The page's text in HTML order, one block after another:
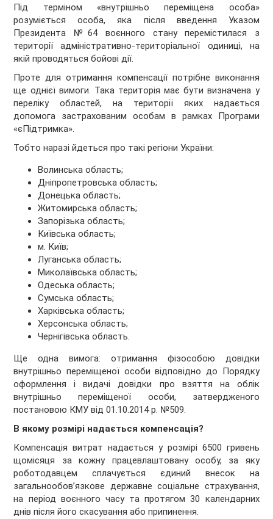
Під терміном «внутрішньо переміщена особа»
розуміється особа, яка після введення Указом
Президента №64 воєнного стану перемістилася з
території адміністративно-територіальної одиниці, на
якій проводяться бойові дії.
Проте для отримання компенсації потрібне виконання
ще однієї вимоги. Така територія має бути визначена у
переліку областей, на території яких надається
допомога застрахованим особам в рамках Програми
«єПідтримка».
Тобто наразі йдеться про такі регіони України:
Волинська область;
Дніпропетровська область;
Донецька область;
Житомирська область;
Запорізька область;
Київська область;
м. Київ;
Луганська область;
Миколаївська область;
Одеська область;
Сумська область;
Харківська область;
Херсонська область;
Чернігівська область.
Ще одна вимога: отримання фізособою довідки
внутрішньо переміщеної особи відповідно до Порядку
оформлення і видачі довідки про взяття на облік
внутрішньо переміщеної особи, затвердженого
постановою КМУ від 01.10.2014 р. №509.
В якому розмірі надається компенсація?
Компенсація витрат надається у розмірі 6500 гривень
щомісяця за кожну працевлаштовану особу, за яку
роботодавцем сплачується єдиний внесок на
загальнообов’язкове державне соціальне страхування,
на період воєнного часу та протягом 30 календарних
днів після його скасування або припинення.